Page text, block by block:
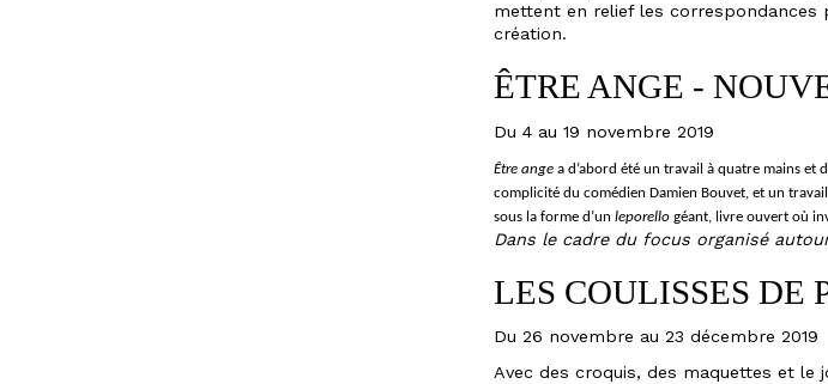
mettent en relief les correspondances
création.
ÊTRE ANGE -
Du 4 au 19 novembre 2019
Être ange a d’abord été un travail à quatre mains et
complicité du comédien Damien Bouvet, et un
sous la forme d’un leporello géant, livre ouvert où
Dans le cadre du focus organisé
LES COULISSES DE
Du 26 novembre au 23 décembre 2019
Avec des croquis, des maquettes et le